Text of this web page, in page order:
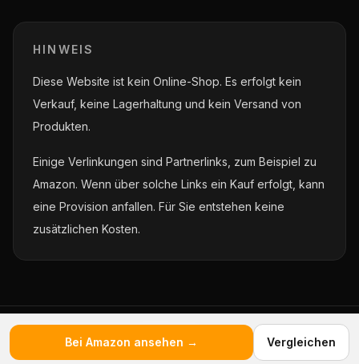
Bei Amazon ansehen → Vergleichen
HINWEIS
Diese Website ist kein Online-Shop. Es erfolgt kein
Verkauf, keine Lagerhaltung und kein Versand von
Produkten.
Einige Verlinkungen sind Partnerlinks, zum Beispiel zu
Amazon. Wenn über solche Links ein Kauf erfolgt, kann
eine Provision anfallen. Für Sie entstehen keine
zusätzlichen Kosten.
© 2026 Bondarenko Empfehlungen
Unabhängig · Transparent · Verständlich